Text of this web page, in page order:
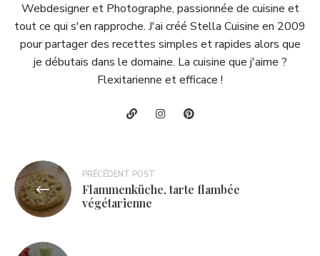
Webdesigner et Photographe, passionnée de cuisine et
tout ce qui s'en rapproche. J'ai créé Stella Cuisine en 2009
pour partager des recettes simples et rapides alors que
je débutais dans le domaine. La cuisine que j'aime ?
Flexitarienne et efficace !
Navigation
de
l’article
PRÉCÉDENT POST
Flammenküche, tarte flambée
végétarienne